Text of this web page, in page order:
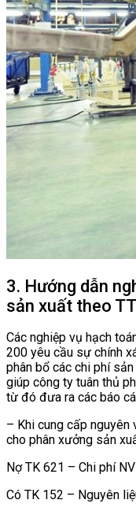
3. Hướng dẫn
sản xuất theo
Các nghiệp vụ hạch
200 yêu cầu sự chính
phân bổ các chi phí
giúp công ty tuân thủ
từ đó đưa ra các báo
– Khi cung cấp nguyên
cho phân xưởng sản
Nợ TK 621 – Chi phí
Có TK 152 – Nguyên